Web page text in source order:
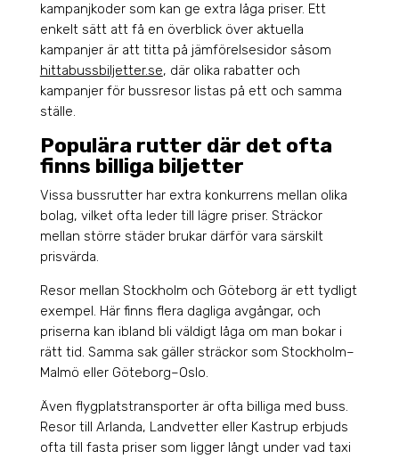
kampanjkoder som kan ge extra låga priser. Ett
enkelt sätt att få en överblick över aktuella
kampanjer är att titta på jämförelsesidor såsom
hittabussbiljetter.se, där olika rabatter och
kampanjer för bussresor listas på ett och samma
ställe.
Populära rutter där det ofta
finns billiga biljetter
Vissa bussrutter har extra konkurrens mellan olika
bolag, vilket ofta leder till lägre priser. Sträckor
mellan större städer brukar därför vara särskilt
prisvärda.
Resor mellan Stockholm och Göteborg är ett tydligt
exempel. Här finns flera dagliga avgångar, och
priserna kan ibland bli väldigt låga om man bokar i
rätt tid. Samma sak gäller sträckor som Stockholm–
Malmö eller Göteborg–Oslo.
Även flygplatstransporter är ofta billiga med buss.
Resor till Arlanda, Landvetter eller Kastrup erbjuds
ofta till fasta priser som ligger långt under vad taxi